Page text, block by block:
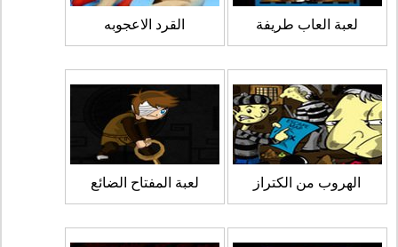
لعبة العاب طريفة القرد الاعجوبه
الهروب من الكتراز لعبة المفتاح الضائع